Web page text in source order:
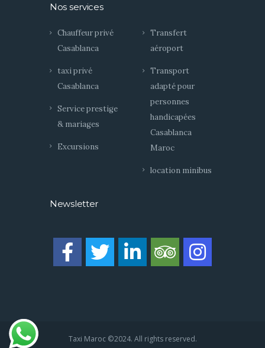
Nos services
Chauffeur privé
Casablanca
taxi privé
Casablanca
Service prestige
& mariages
Excursions
Transfert
aéroport
Transport
adapté pour
personnes
handicapées
Casablanca
Maroc
location minibus
Newsletter
Taxi Maroc ©2024. All rights reserved.